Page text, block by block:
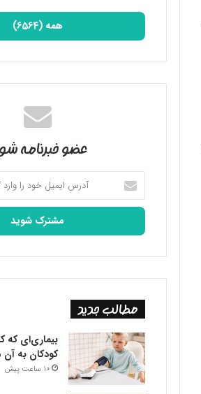
همه (6564)
عضو خبرنامه
آدرس
ایمیل
خود
وارد
مطالب جدید
بیماری‌ای که
کودکان به آن
10 ساعت پیش